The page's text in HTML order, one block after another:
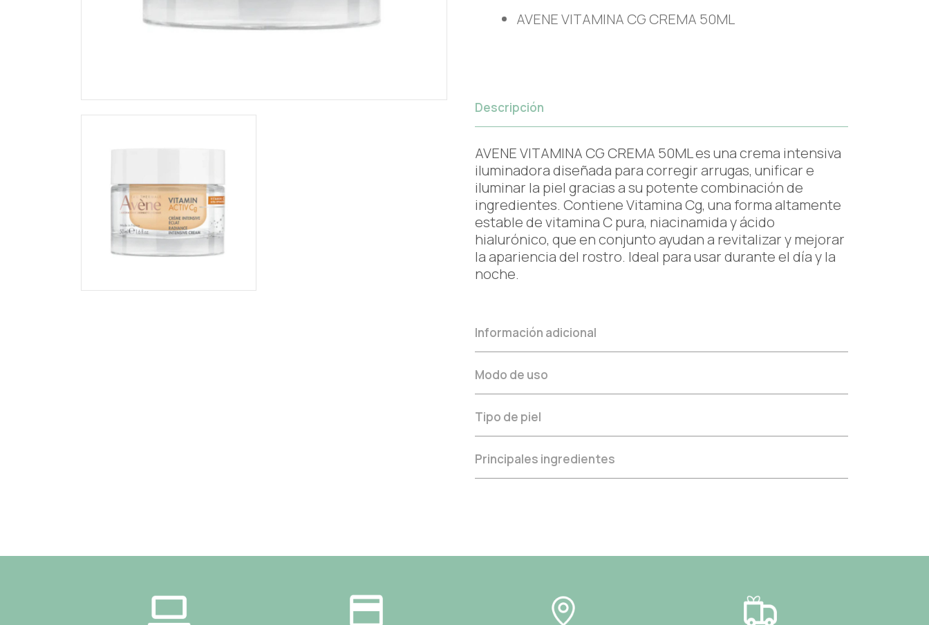
AVENE VITAMINA CG CREMA 50ML
Descripción
AVENE VITAMINA CG CREMA 50ML es una crema intensiva
iluminadora diseñada para corregir arrugas, unificar e
iluminar la piel gracias a su potente combinación de
ingredientes. Contiene Vitamina Cg, una forma altamente
estable de vitamina C pura, niacinamida y ácido
hialurónico, que en conjunto ayudan a revitalizar y mejorar
la apariencia del rostro. Ideal para usar durante el día y la
noche.
Información adicional
Modo de uso
Tipo de piel
Principales ingredientes